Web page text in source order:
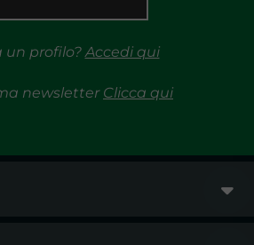
un profilo?Accedi qui
newsletter Clicca qui